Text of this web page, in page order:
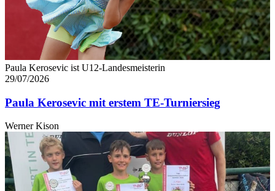
Paula Kerosevic ist U12-Landesmeisterin
29/07/2026
Paula Kerosevic mit erstem TE-Turniersieg
Werner Kison